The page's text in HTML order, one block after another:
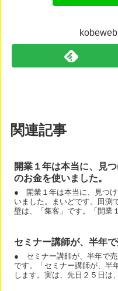
関連記事
開業１年は本当に、見
のお金を使いました。
● 開業１年は本当に、見つけ
いました。まいどです。田渕
壁は、「集客」です。「開業
セミナー講師が、半年
● セミナー講師が、半年で売
です。「セミナー講師が、半
します。実は、先日２５日は